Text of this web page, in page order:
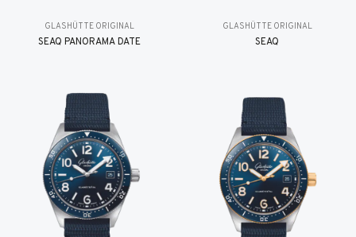
GLASHÜTTE ORIGINAL
SEAQ PANORAMA DATE
GLASHÜTTE ORIGINAL
SEAQ